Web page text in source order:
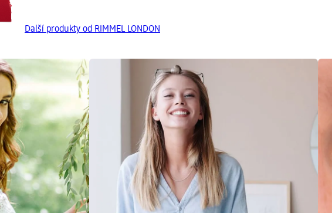
Další produkty od RIMMEL LONDON